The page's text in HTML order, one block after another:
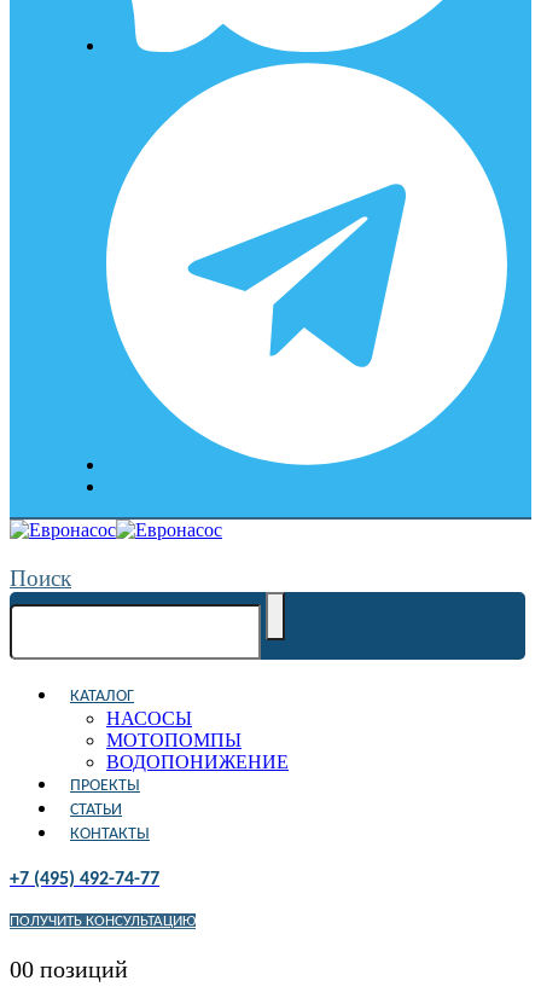
Поиск
КАТАЛОГ
НАСОСЫ
МОТОПОМПЫ
ВОДОПОНИЖЕНИЕ
ПРОЕКТЫ
СТАТЬИ
КОНТАКТЫ
+7 (495) 492-74-77
ПОЛУЧИТЬ КОНСУЛЬТАЦИЮ
00 позиций